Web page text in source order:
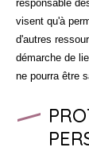
responsable
visent qu'à
d'autres
démarche de
ne pourra être